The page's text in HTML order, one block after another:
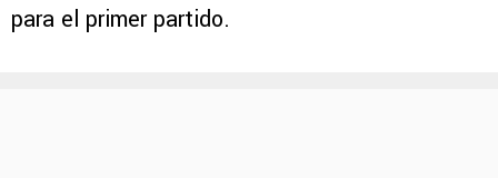
para el primer partido.